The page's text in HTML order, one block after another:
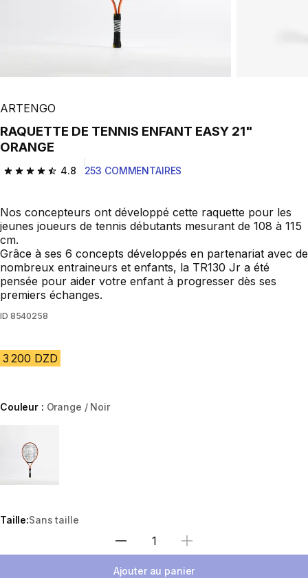
ARTENGO
RAQUETTE DE TENNIS ENFANT EASY 21"
ORANGE
4.8
4.8 out of 5 stars from 253 reviews
253 COMMENTAIRES
Nos concepteurs ont développé cette raquette pour les
jeunes joueurs de tennis débutants mesurant de 108 à 115
cm.
Grâce à ses 6 concepts développés en partenariat avec de
nombreux entraineurs et enfants, la TR130 Jr a été
pensée pour aider votre enfant à progresser dès ses
premiers échanges.
ID 8540258
3 200 DZD
Couleur : Orange / Noir
Taille:Sans taille
Sélectionnez la quantité
Ajouter au panier